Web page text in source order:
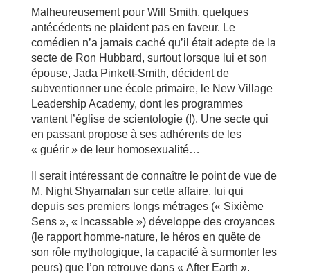
Malheureusement pour Will Smith, quelques
antécédents ne plaident pas en faveur. Le
comédien n’a jamais caché qu’il était adepte de la
secte de Ron Hubbard, surtout lorsque lui et son
épouse, Jada Pinkett-Smith, décident de
subventionner une école primaire, le New Village
Leadership Academy, dont les programmes
vantent l’église de scientologie (!). Une secte qui
en passant propose à ses adhérents de les
« guérir » de leur homosexualité…
Il serait intéressant de connaître le point de vue de
M. Night Shyamalan sur cette affaire, lui qui
depuis ses premiers longs métrages (« Sixième
Sens », « Incassable ») développe des croyances
(le rapport homme-nature, le héros en quête de
son rôle mythologique, la capacité à surmonter les
peurs) que l’on retrouve dans « After Earth ».